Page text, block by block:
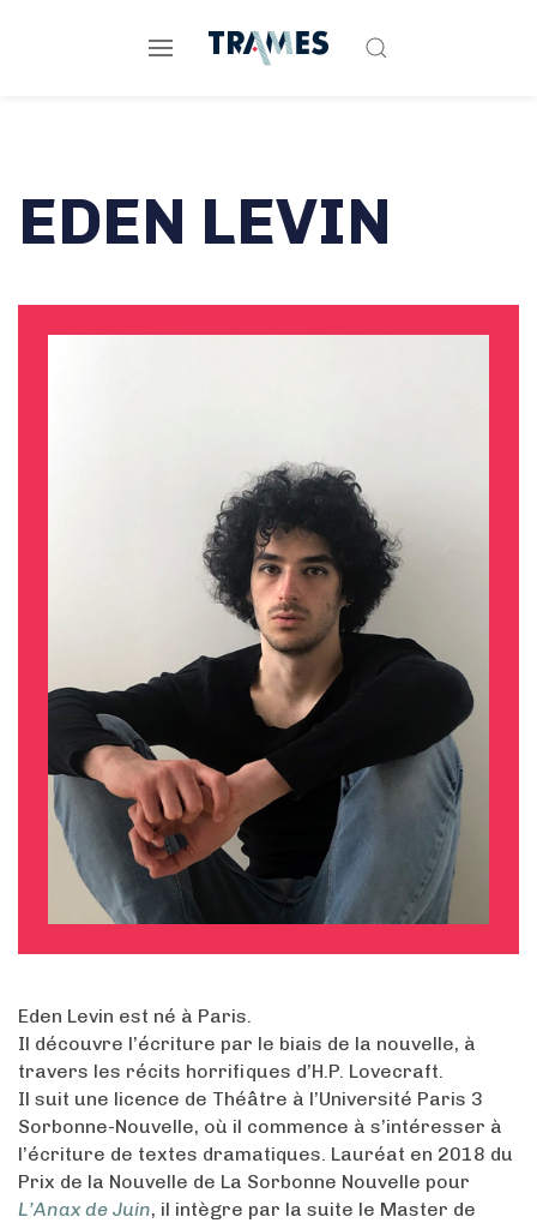
EDEN LEVIN
Eden Levin est né à Paris.
Il découvre l’écriture par le biais de la nouvelle, à
travers les récits horrifiques d’H.P. Lovecraft.
Il suit une licence de Théâtre à l’Université Paris 3
Sorbonne-Nouvelle, où il commence à s’intéresser à
l’écriture de textes dramatiques. Lauréat en 2018 du
Prix de la Nouvelle de La Sorbonne Nouvelle pour
L’Anax de Juin, il intègre par la suite le Master de